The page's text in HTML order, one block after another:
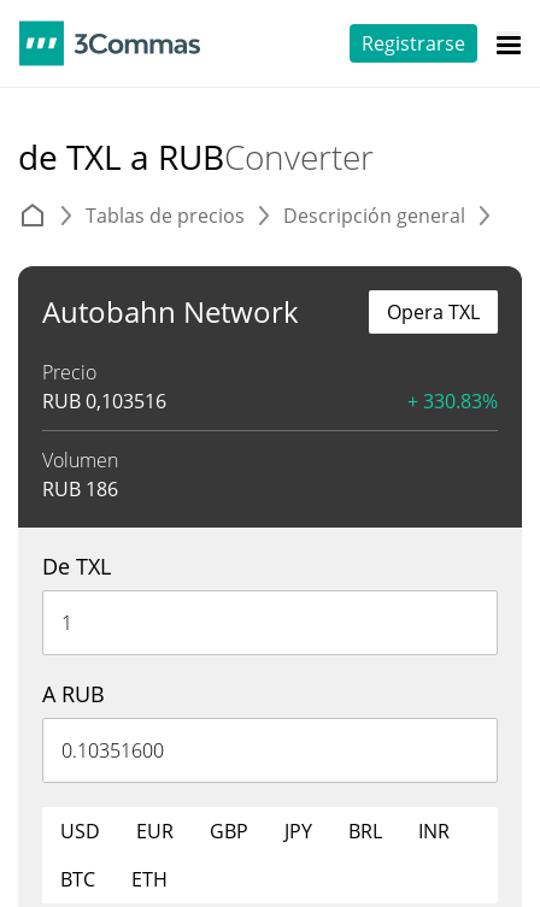
Registrarse
de TXL a RUBConverter
Tablas de precios Descripción general
Autobahn Network
Precio
RUB0,103516 + 330.83%
Volumen
RUB 186
Opera TXL
De TXL
A RUB
USD EUR GBP JPY BRL
INR
BTC
ETH